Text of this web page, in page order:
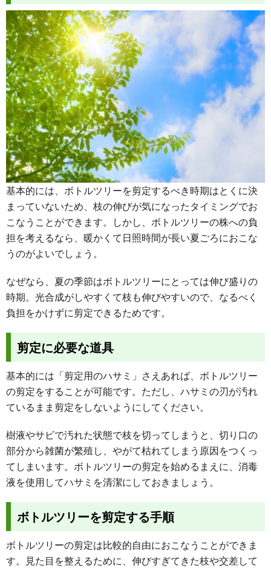
基本的には、ボトルツリーを剪定するべき時期はとくに決
まっていないため、枝の伸びが気になったタイミングでお
こなうことができます。しかし、ボトルツリーの株への負
担を考えるなら、暖かくて日照時間が長い夏ごろにおこな
うのがよいでしょう。
なぜなら、夏の季節はボトルツリーにとっては伸び盛りの
時期。光合成がしやすくて枝も伸びやすいので、なるべく
負担をかけずに剪定できるためです。
剪定に必要な道具
基本的には「剪定用のハサミ」さえあれば、ボトルツリー
の剪定をすることが可能です。ただし、ハサミの刃が汚れ
ているまま剪定をしないようにしてください。
樹液やサビで汚れた状態で枝を切ってしまうと、切り口の
部分から雑菌が繁殖し、やがて枯れてしまう原因をつくっ
てしまいます。ボトルツリーの剪定を始めるまえに、消毒
液を使用してハサミを清潔にしておきましょう。
ボトルツリーを剪定する手順
ボトルツリーの剪定は比較的自由におこなうことができま
す。見た目を整えるために、伸びすぎてきた枝や交差して